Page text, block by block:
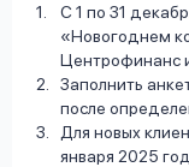
С 1 по 31
«Новогоднем
Центрофинанс
Заполнить
после
Для новых
января 2025